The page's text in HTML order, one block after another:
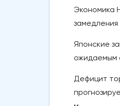
Экономика
Японские
ожидаемым
Дефицит